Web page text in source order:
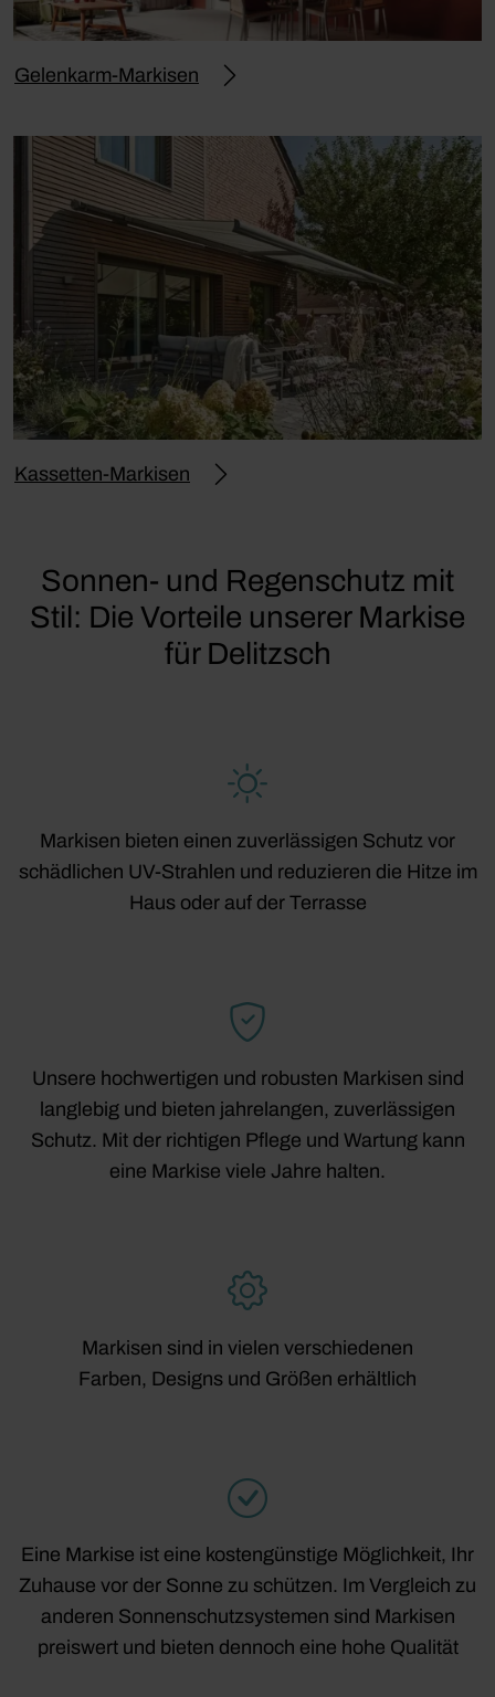
Gelenkarm-Markisen
Kassetten-Markisen
Sonnen- und Regenschutz mit
Stil: Die Vorteile unserer Markise
für Delitzsch
Markisen bieten einen zuverlässigen Schutz vor
schädlichen UV-Strahlen und reduzieren die Hitze im
Haus oder auf der Terrasse
Unsere hochwertigen und robusten Markisen sind
langlebig und bieten jahrelangen, zuverlässigen
Schutz. Mit der richtigen Pflege und Wartung kann
eine Markise viele Jahre halten.
Markisen sind in vielen verschiedenen
Farben, Designs und Größen erhältlich
Eine Markise ist eine kostengünstige Möglichkeit, Ihr
Zuhause vor der Sonne zu schützen. Im Vergleich zu
anderen Sonnenschutzsystemen sind Markisen
preiswert und bieten dennoch eine hohe Qualität